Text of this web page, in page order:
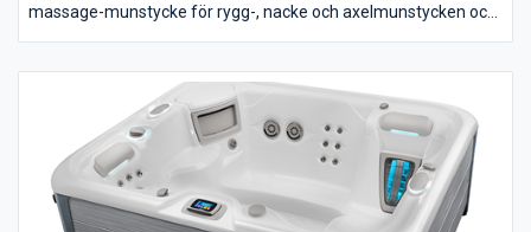
massage-munstycke för rygg-, nacke och axelmunstycken och
resten av HotSpring-serien. Utvändig design av BMW Design
Group med fascinerande belysning. HotSpring NXT är enligt vår
uppfattning det bästa badet på den norska marknaden.